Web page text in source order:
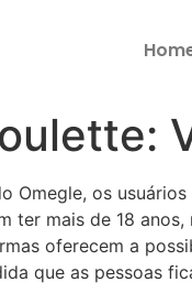
Omegle, os
ter mais de 18
oferecem a
que as pessoas